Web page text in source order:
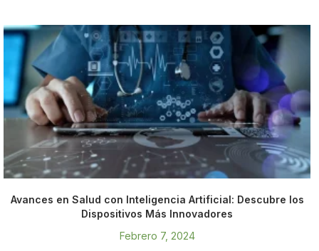
Avances en Salud con Inteligencia Artificial: Descubre los
Dispositivos Más Innovadores
Febrero 7, 2024